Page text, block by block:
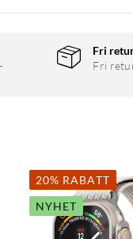
Fri
Fri
20% RABATT
NYHET